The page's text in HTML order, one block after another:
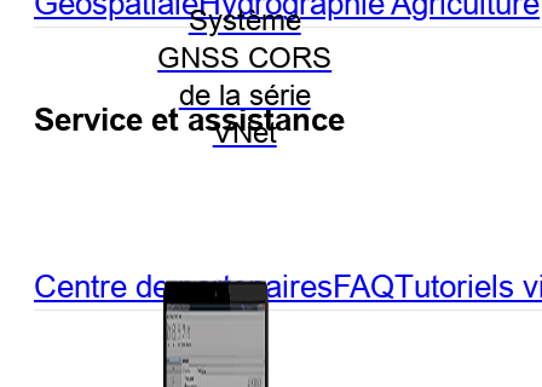
Système
GNSS CORS
de la série
VNet
Service et assistance
Centre de partenairesFAQTutoriels